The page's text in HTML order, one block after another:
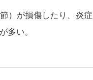
）が損傷したり、炎
多い。